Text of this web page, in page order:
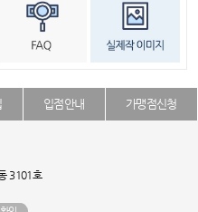
입점안내 가맹점신청
3101호